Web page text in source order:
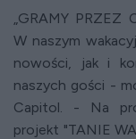
„GRAMY PRZEZ
W naszym
nowości, jak i
naszych gości - m
Capitol. - Na
projekt "TANIE